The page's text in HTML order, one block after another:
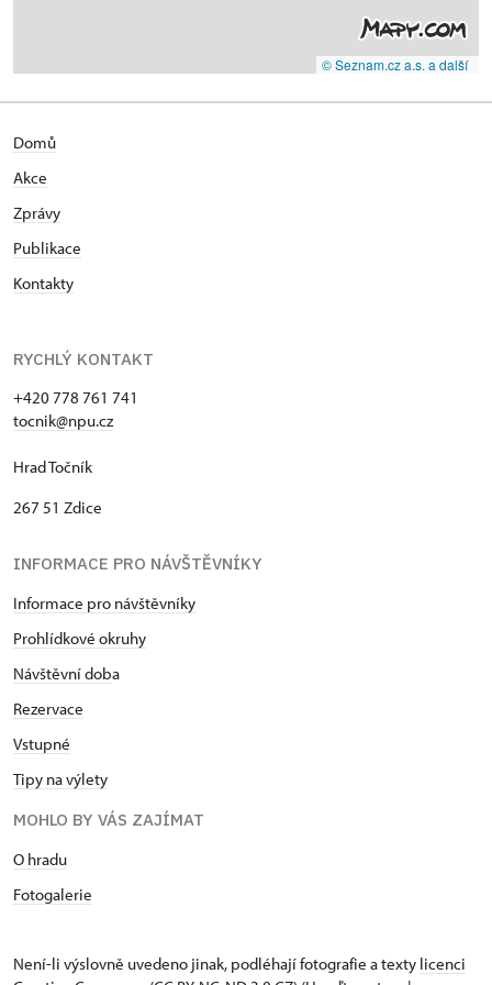
© Seznam.cz a.s. a další
Domů
Akce
Zprávy
Publikace
Kontakty
RYCHLÝ KONTAKT
+420 778 761 741
tocnik@npu.cz
Hrad Točník
267 51 Zdice
INFORMACE PRO NÁVŠTĚVNÍKY
Informace pro návštěvníky
Prohlídkové okruhy
Návštěvní doba
Rezervace
Vstupné
Tipy na výlety
MOHLO BY VÁS ZAJÍMAT
O hradu
Fotogalerie
Není-li výslovně uvedeno jinak, podléhají fotografie a texty licenci